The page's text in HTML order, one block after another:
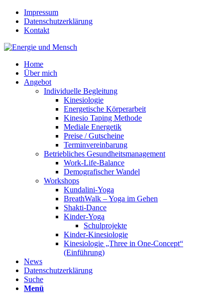
Impressum
Datenschutzerklärung
Kontakt
Home
Über mich
Angebot
Individuelle Begleitung
Kinesiologie
Energetische Körperarbeit
Kinesio Taping Methode
Mediale Energetik
Preise / Gutscheine
Terminvereinbarung
Betriebliches Gesundheitsmanagement
Work-Life-Balance
Demografischer Wandel
Workshops
Kundalini-Yoga
BreathWalk – Yoga im Gehen
Shakti-Dance
Kinder-Yoga
Schulprojekte
Kinder-Kinesiologie
Kinesiologie „Three in One-Concept“
(Einführung)
News
Datenschutzerklärung
Suche
Menü